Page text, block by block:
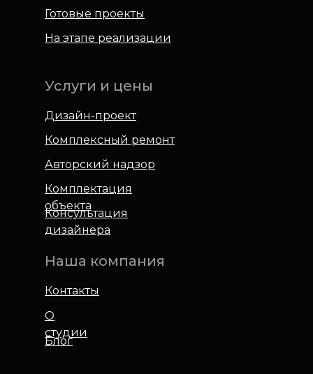
Готовые проекты
На этапе реализации
Услуги и цены
Дизайн-проект
Комплексный ремонт
Авторский надзор
Наша компания
Контакты
Комплектация
объекта
О
студии
Консультация
дизайнера
Блог